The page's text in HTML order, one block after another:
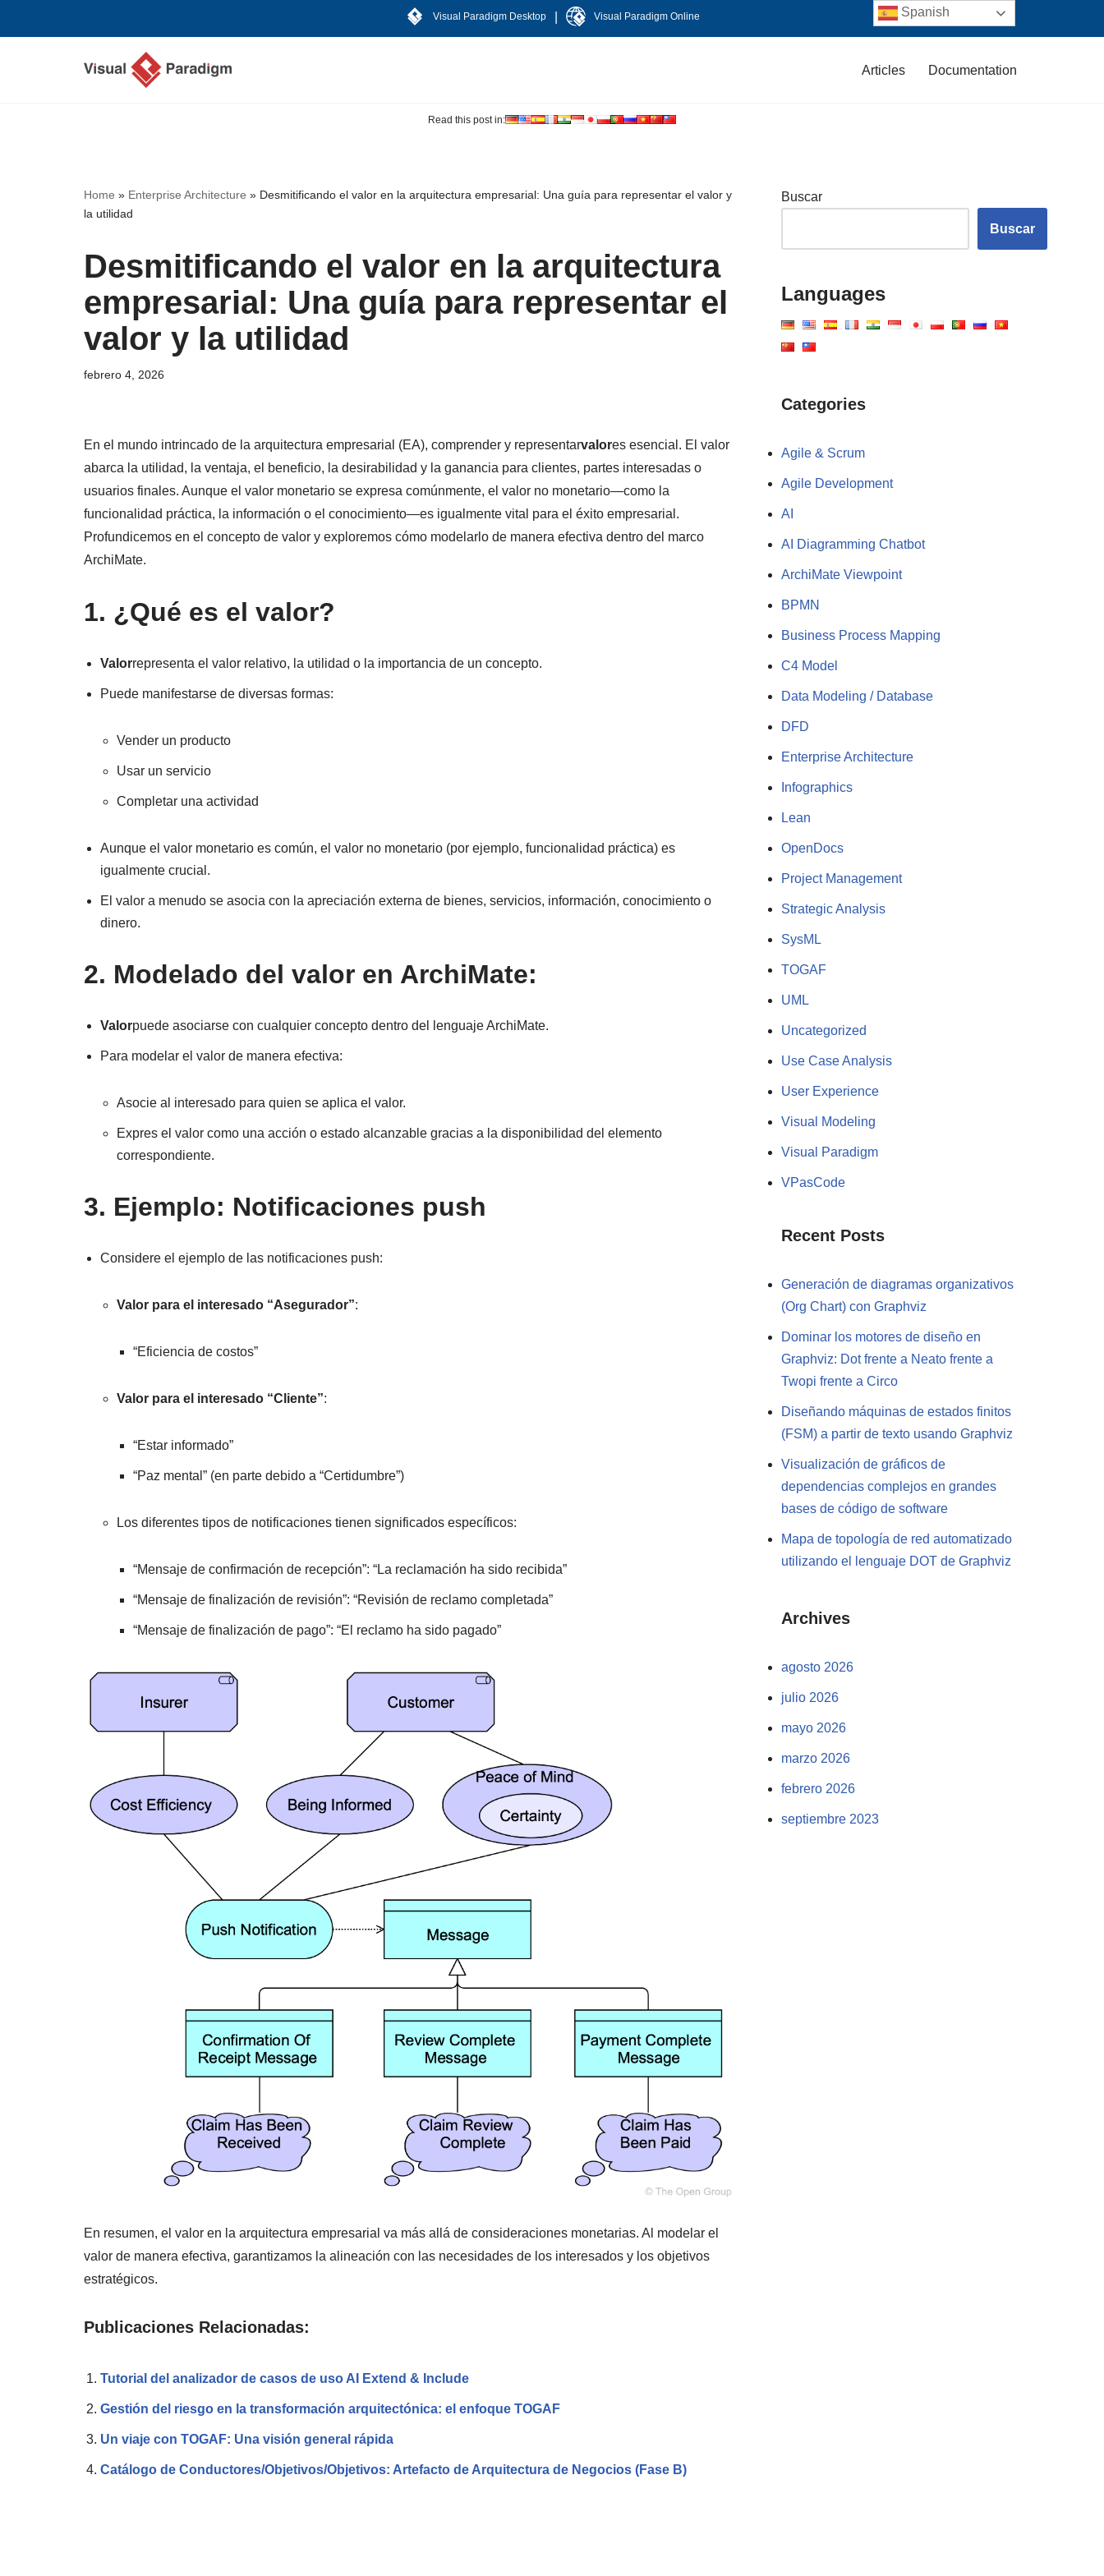
Visual Paradigm Desktop Visual Paradigm Online
Articles Documentation
Read this post in:
Home » Enterprise Architecture » Desmitificando el valor en la arquitectura empresarial: Una guía para representar el valor y
la utilidad
Desmitificando el valor en la arquitectura
empresarial: Una guía para representar el
valor y la utilidad
febrero 4, 2026
En el mundo intrincado de la arquitectura empresarial (EA), comprender y representarvalores esencial. El valor
abarca la utilidad, la ventaja, el beneficio, la desirabilidad y la ganancia para clientes, partes interesadas o
usuarios finales. Aunque el valor monetario se expresa comúnmente, el valor no monetario—como la
funcionalidad práctica, la información o el conocimiento—es igualmente vital para el éxito empresarial.
Profundicemos en el concepto de valor y exploremos cómo modelarlo de manera efectiva dentro del marco
ArchiMate.
1. ¿Qué es el valor?
Valorrepresenta el valor relativo, la utilidad o la importancia de un concepto.
Puede manifestarse de diversas formas:
Vender un producto
Usar un servicio
Completar una actividad
Aunque el valor monetario es común, el valor no monetario (por ejemplo, funcionalidad práctica) es
igualmente crucial.
El valor a menudo se asocia con la apreciación externa de bienes, servicios, información, conocimiento o
dinero.
2. Modelado del valor en ArchiMate:
Valorpuede asociarse con cualquier concepto dentro del lenguaje ArchiMate.
Para modelar el valor de manera efectiva:
Asocie al interesado para quien se aplica el valor.
Expres el valor como una acción o estado alcanzable gracias a la disponibilidad del elemento
correspondiente.
3. Ejemplo: Notificaciones push
Considere el ejemplo de las notificaciones push:
Valor para el interesado “Asegurador”:
“Eficiencia de costos”
Valor para el interesado “Cliente”:
“Estar informado”
“Paz mental” (en parte debido a “Certidumbre”)
Los diferentes tipos de notificaciones tienen significados específicos:
“Mensaje de confirmación de recepción”: “La reclamación ha sido recibida”
“Mensaje de finalización de revisión”: “Revisión de reclamo completada”
“Mensaje de finalización de pago”: “El reclamo ha sido pagado”
En resumen, el valor en la arquitectura empresarial va más allá de consideraciones monetarias. Al modelar el
valor de manera efectiva, garantizamos la alineación con las necesidades de los interesados y los objetivos
estratégicos.
Publicaciones Relacionadas:
Tutorial del analizador de casos de uso AI Extend & Include
Gestión del riesgo en la transformación arquitectónica: el enfoque TOGAF
Un viaje con TOGAF: Una visión general rápida
Catálogo de Conductores/Objetivos/Objetivos: Artefacto de Arquitectura de Negocios (Fase B)
Buscar
Buscar
Languages
Categories
Agile & Scrum
Agile Development
AI
AI Diagramming Chatbot
ArchiMate Viewpoint
BPMN
Business Process Mapping
C4 Model
Data Modeling / Database
DFD
Enterprise Architecture
Infographics
Lean
OpenDocs
Project Management
Strategic Analysis
SysML
TOGAF
UML
Uncategorized
Use Case Analysis
User Experience
Visual Modeling
Visual Paradigm
VPasCode
Recent Posts
Generación de diagramas organizativos
(Org Chart) con Graphviz
Dominar los motores de diseño en
Graphviz: Dot frente a Neato frente a
Twopi frente a Circo
Diseñando máquinas de estados finitos
(FSM) a partir de texto usando Graphviz
Visualización de gráficos de
dependencias complejos en grandes
bases de código de software
Mapa de topología de red automatizado
utilizando el lenguaje DOT de Graphviz
Archives
agosto 2026
julio 2026
mayo 2026
marzo 2026
febrero 2026
septiembre 2023
Spanish